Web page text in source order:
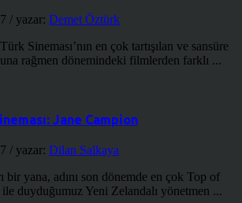
/ yazar: Demet Öztürk
Sineması’nın en çok tartışılan ve sansüre
rağmen dönemindeki filmlerden farklı ...
Jane Campion
/ yazar: Dilan Salkaya
bir yana, adını son dönemde en çok Top of
duyduğumuz Yeni Zelandalı yönetmen ...